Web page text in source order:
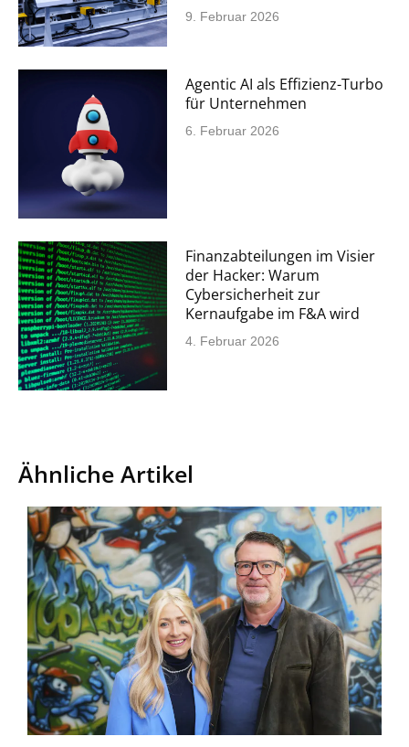
9. Februar 2026
Agentic AI als Effizienz-Turbo
für Unternehmen
6. Februar 2026
Finanzabteilungen im Visier
der Hacker: Warum
Cybersicherheit zur
Kernaufgabe im F&A wird
4. Februar 2026
Ähnliche Artikel